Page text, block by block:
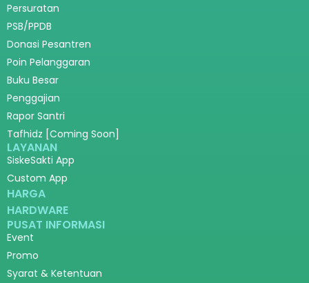
Persuratan
PSB/PPDB
Donasi Pesantren
Poin Pelanggaran
Buku Besar
Penggajian
Rapor Santri
Tafhidz [Coming Soon]
LAYANAN
SiskeSakti App
Custom App
HARGA
HARDWARE
PUSAT INFORMASI
Event
Promo
Syarat & Ketentuan